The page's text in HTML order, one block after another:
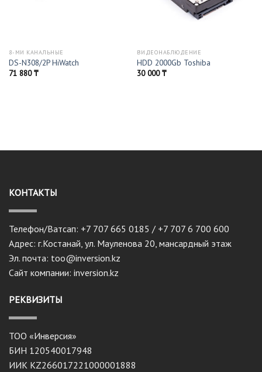
8-МИ КАНАЛЬНЫЕ
DS-N308/2P HiWatch
71 880₸
ВИДЕОНАБЛЮДЕНИЕ
HDD 2000Gb Toshiba
30 000₸
КОНТАКТЫ
Телефон/Ватсап: +7 707 665 0185 / +7 707 6 700 600
Адрес: г.Костанай, ул. Мауленова 20, мансардный этаж
Эл. почта: too@inversion.kz
Сайт компании: inversion.kz
РЕКВИЗИТЫ
ТОО «Инверсия»
БИН 120540017948
ИИК KZ266017221000001888